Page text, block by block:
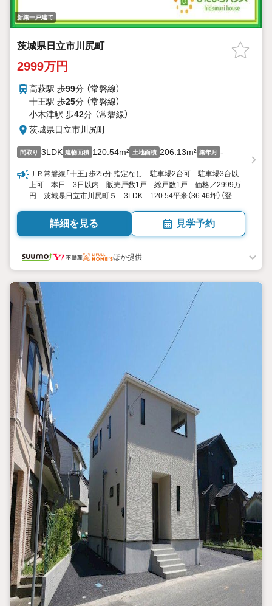
新築一戸建て
茨城県日立市川尻町
2999万円
高萩駅 歩99分 （常磐線）
十王駅 歩25分 （常磐線）
小木津駅 歩42分 （常磐線）
茨城県日立市川尻町
間取り 3LDK 建物面積 120.54m² 土地面積 206.13m² 築年月 -
ＪＲ常磐線「十王」歩25分 指定なし 駐車場2台可 駐車場3台以
上可 本日 3日以内 販売戸数1戸 総戸数1戸 価格／2999万
円 茨城県日立市川尻町５ 3LDK 120.54平米（36.46坪）（登
詳細を見る 見学予約
ほか提供